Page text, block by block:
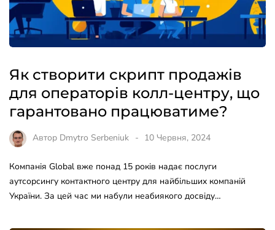
Як створити скрипт продажів
для операторів колл-центру, що
гарантовано працюватиме?
Автор Dmytro Serbeniuk 10 Червня, 2024
Компанія Global вже понад 15 років надає послуги
аутсорсингу контактного центру для найбільших компаній
України. За цей час ми набули неабиякого досвіду…